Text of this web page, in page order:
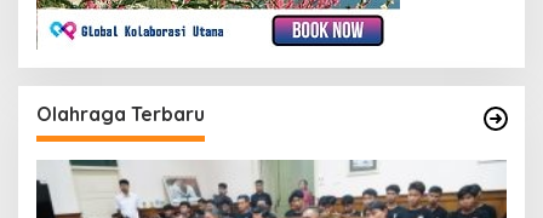
Olahraga Terbaru